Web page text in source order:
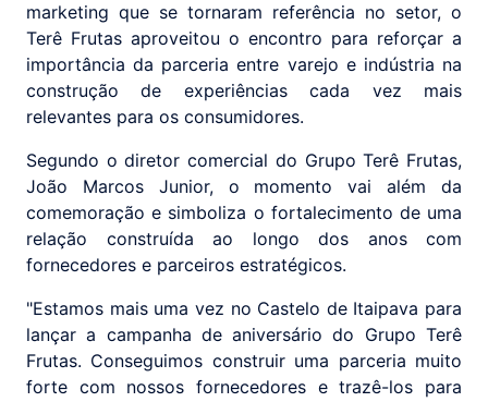
marketing que se tornaram referência no setor, o
Terê Frutas aproveitou o encontro para reforçar a
importância da parceria entre varejo e indústria na
construção de experiências cada vez mais
relevantes para os consumidores.
Segundo o diretor comercial do Grupo Terê Frutas,
João Marcos Junior, o momento vai além da
comemoração e simboliza o fortalecimento de uma
relação construída ao longo dos anos com
fornecedores e parceiros estratégicos.
"Estamos mais uma vez no Castelo de Itaipava para
lançar a campanha de aniversário do Grupo Terê
Frutas. Conseguimos construir uma parceria muito
forte com nossos fornecedores e trazê-los para